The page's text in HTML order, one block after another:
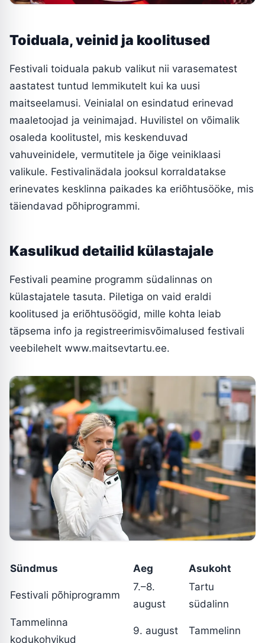
Toiduala, veinid ja koolitused
Festivali toiduala pakub valikut nii varasematest
aastatest tuntud lemmikutelt kui ka uusi
maitseelamusi. Veinialal on esindatud erinevad
maaletoojad ja veinimajad. Huvilistel on võimalik
osaleda koolitustel, mis keskenduvad
vahuveinidele, vermutitele ja õige veiniklaasi
valikule. Festivalinädala jooksul korraldatakse
erinevates kesklinna paikades ka eriõhtusööke, mis
täiendavad põhiprogrammi.
Kasulikud detailid külastajale
Festivali peamine programm südalinnas on
külastajatele tasuta. Piletiga on vaid eraldi
koolitused ja eriõhtusöögid, mille kohta leiab
täpsema info ja registreerimisvõimalused festivali
veebilehelt www.maitsevtartu.ee.
Sündmus Aeg Asukoht
Festivali põhiprogramm
7.–8.
august
Tartu
südalinn
Tammelinna
kodukohvikud
9. august Tammelinn